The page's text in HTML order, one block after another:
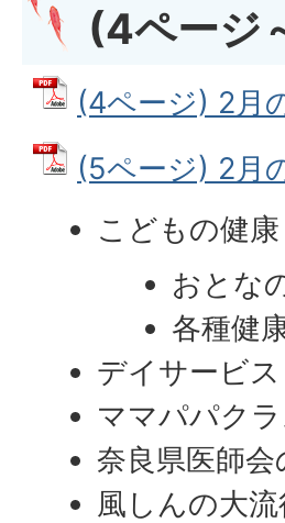
(4ページ
(4ページ) 2月
(5ページ) 2月
こどもの健康
おとな
各種健
デイサービ
ママパパク
奈良県医師
風しんの大